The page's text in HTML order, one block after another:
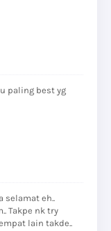
paling best yg
selamat eh..
Takpe nk try
lain takde..